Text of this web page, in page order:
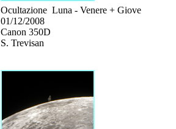
Ocultazione Luna - Venere + Giove
01/12/2008
Canon 350D
S. Trevisan